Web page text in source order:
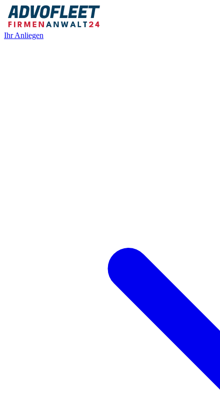
Ihr Anliegen